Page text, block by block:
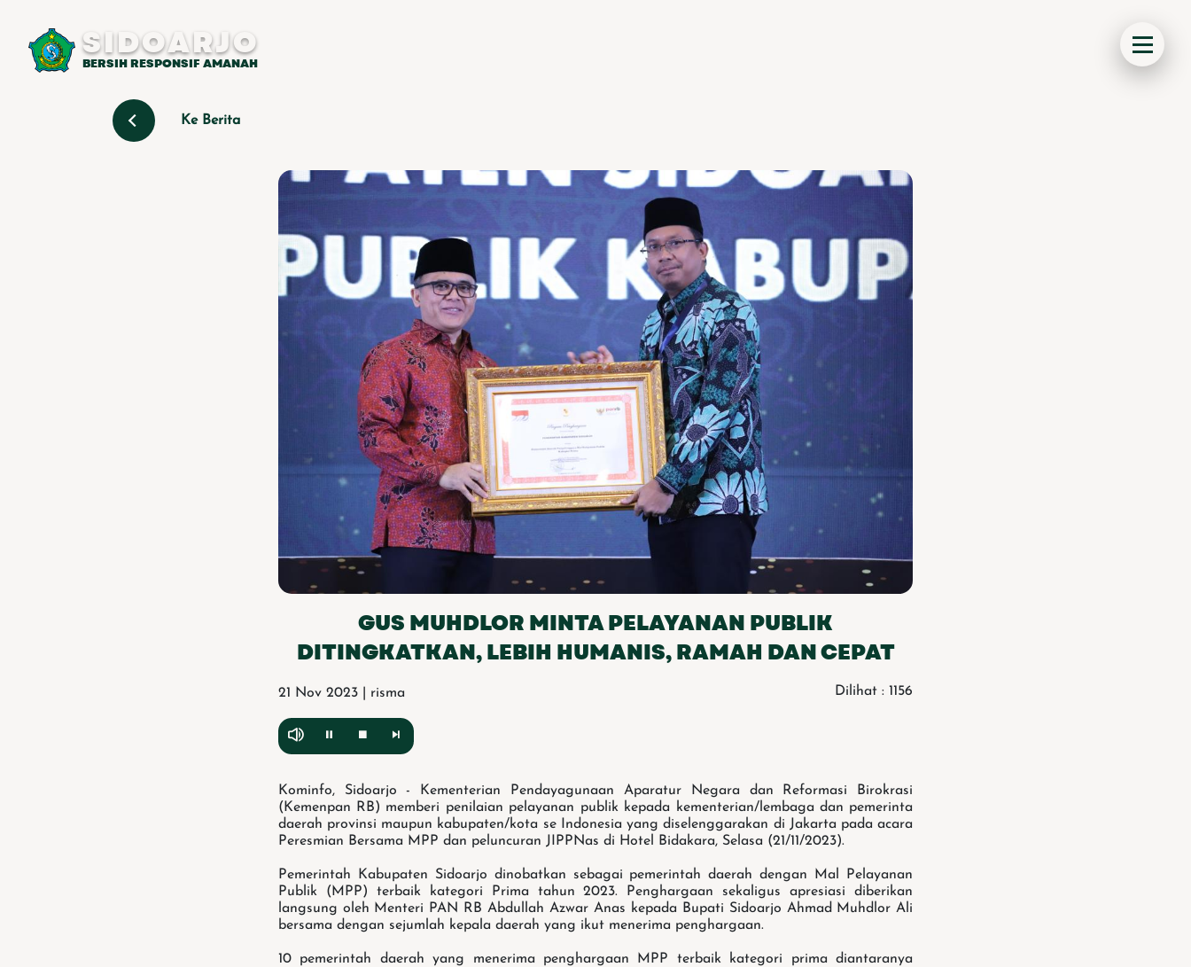
SIDOARJO
BERSIH RESPONSIF AMANAH
Ke Berita
GUS MUHDLOR MINTA PELAYANAN PUBLIK
DITINGKATKAN, LEBIH HUMANIS, RAMAH DAN CEPAT
21 Nov 2023 | risma Dilihat : 1156
Kominfo, Sidoarjo - Kementerian Pendayagunaan Aparatur Negara dan Reformasi Birokrasi
(Kemenpan RB) memberi penilaian pelayanan publik kepada kementerian/lembaga dan pemerinta
daerah provinsi maupun kabupaten/kota se Indonesia yang diselenggarakan di Jakarta pada acara
Peresmian Bersama MPP dan peluncuran JIPPNas di Hotel Bidakara, Selasa (21/11/2023).
Pemerintah Kabupaten Sidoarjo dinobatkan sebagai pemerintah daerah dengan Mal Pelayanan
Publik (MPP) terbaik kategori Prima tahun 2023. Penghargaan sekaligus apresiasi diberikan
langsung oleh Menteri PAN RB Abdullah Azwar Anas kepada Bupati Sidoarjo Ahmad Muhdlor Ali
bersama dengan sejumlah kepala daerah yang ikut menerima penghargaan.
10 pemerintah daerah yang menerima penghargaan MPP terbaik kategori prima diantaranya